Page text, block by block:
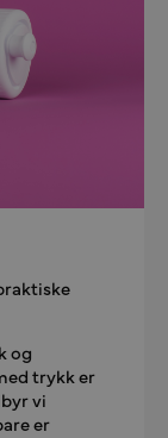
og
trykk er
vi
er